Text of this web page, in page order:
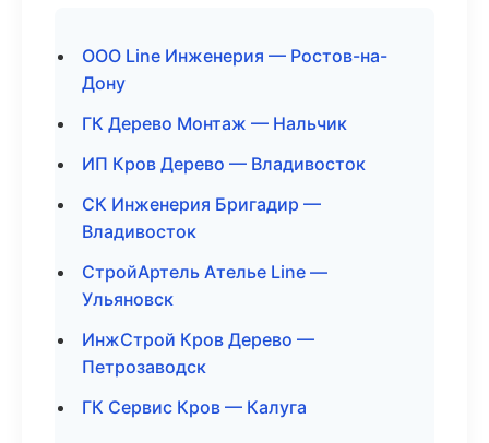
ООО Line Инженерия — Ростов-на-
Дону
ГК Дерево Монтаж — Нальчик
ИП Кров Дерево — Владивосток
СК Инженерия Бригадир —
Владивосток
СтройАртель Ателье Line —
Ульяновск
ИнжСтрой Кров Дерево —
Петрозаводск
ГК Сервис Кров — Калуга